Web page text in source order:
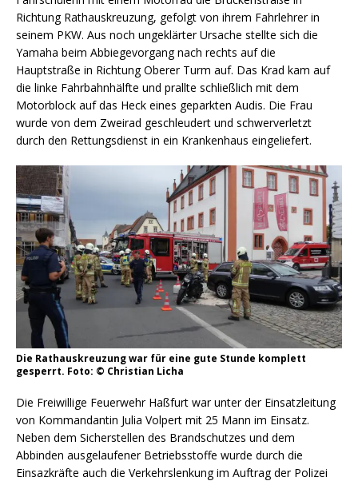
Richtung Rathauskreuzung, gefolgt von ihrem Fahrlehrer in
seinem PKW. Aus noch ungeklärter Ursache stellte sich die
Yamaha beim Abbiegevorgang nach rechts auf die
Hauptstraße in Richtung Oberer Turm auf. Das Krad kam auf
die linke Fahrbahnhälfte und prallte schließlich mit dem
Motorblock auf das Heck eines geparkten Audis. Die Frau
wurde von dem Zweirad geschleudert und schwerverletzt
durch den Rettungsdienst in ein Krankenhaus eingeliefert.
Die Rathauskreuzung war für eine gute Stunde komplett
gesperrt. Foto: © Christian Licha
Die Freiwillige Feuerwehr Haßfurt war unter der Einsatzleitung
von Kommandantin Julia Volpert mit 25 Mann im Einsatz.
Neben dem Sicherstellen des Brandschutzes und dem
Abbinden ausgelaufener Betriebsstoffe wurde durch die
Einsazkräfte auch die Verkehrslenkung im Auftrag der Polizei